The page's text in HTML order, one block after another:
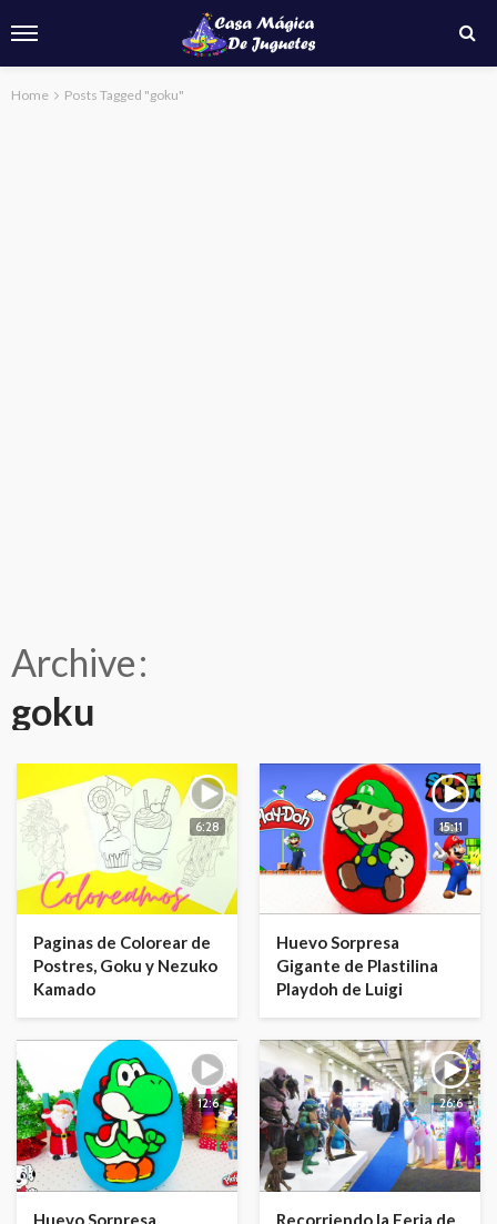
Home Posts Tagged "goku"
Archive
goku
6:28
Paginas de Colorear de
Postres, Goku y Nezuko
Kamado
15:11
Huevo Sorpresa
Gigante de Plastilina
Playdoh de Luigi
12:6
Huevo Sorpresa
26:6
Recorriendo la Feria de